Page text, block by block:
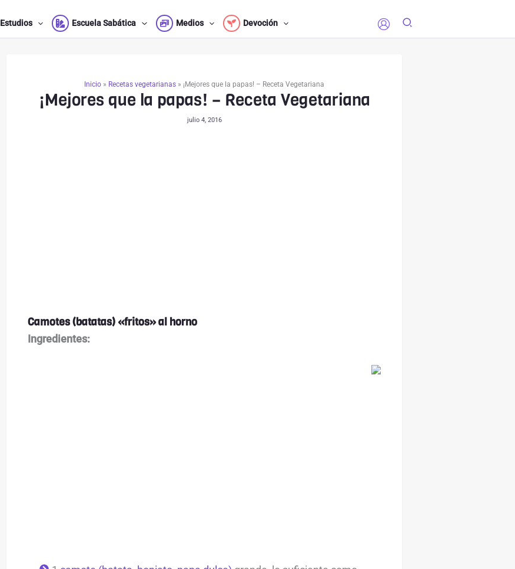
Estudios Escuela Sabática Medios Devoción
Inicio » Recetas vegetarianas » ¡Mejores que la papas! – Receta Vegetariana
¡Mejores que la papas! – Receta Vegetariana
julio 4, 2016
Camotes (batatas) «fritos» al horno
Ingredientes: